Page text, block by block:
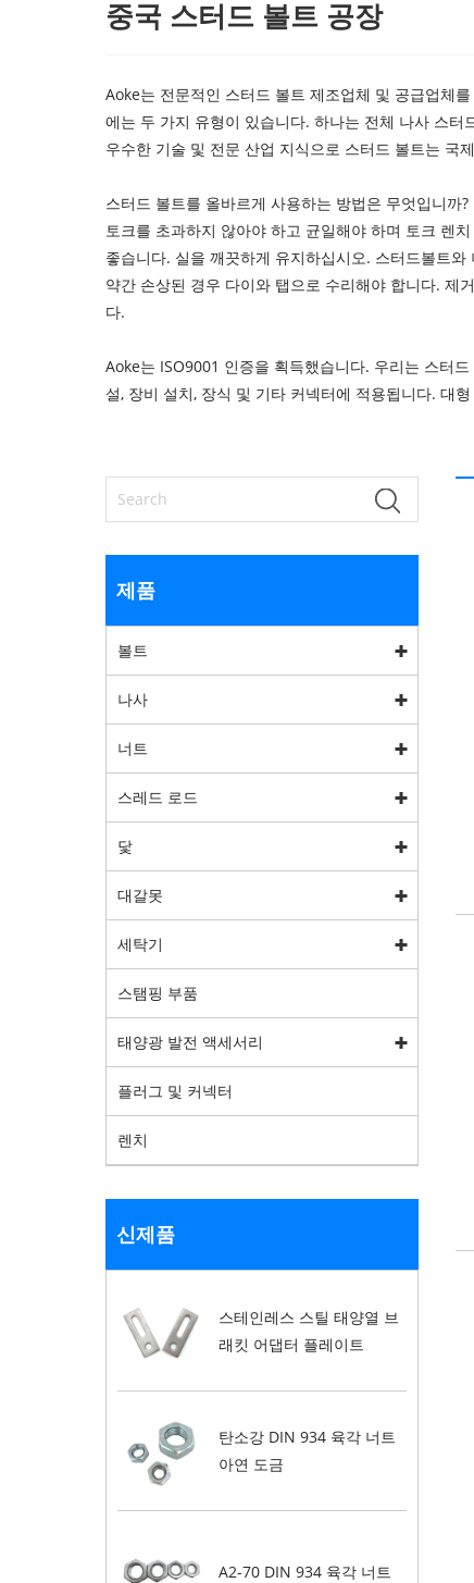
중국 스터드 볼트 공장
Aoke는 전문적인 스터드 볼트 제조업체 및 공급업체
에는 두 가지 유형이 있습니다. 하나는 전체 나사 스
우수한 기술 및 전문 산업 지식으로 스터드 볼트는 국
스터드 볼트를 올바르게 사용하는 방법은 무엇입니까
토크를 초과하지 않아야 하고 균일해야 하며 토크 렌
좋습니다. 실을 깨끗하게 유지하십시오. 스터드볼트
약간 손상된 경우 다이와 탭으로 수리해야 합니다. 제
다.
Aoke는 ISO9001 인증을 획득했습니다. 우리는 스터
설, 장비 설치, 장식 및 기타 커넥터에 적용됩니다. 대
제품
볼트
나사
너트
스레드 로드
닻
대갈못
세탁기
스탬핑 부품
태양광 발전 액세서리
플러그 및 커넥터
렌치
신제품
스테인레스 스틸 태양열 브
래킷 어댑터 플레이트
탄소강 DIN 934 육각 너트
아연 도금
A2-70 DIN 934 육각 너트